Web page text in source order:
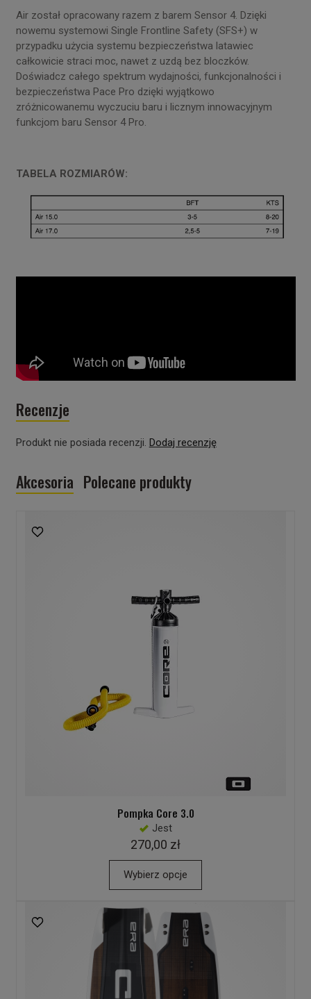
Air został opracowany razem z barem Sensor 4. Dzięki
nowemu systemowi Single Frontline Safety (SFS+) w
przypadku użycia systemu bezpieczeństwa latawiec
całkowicie straci moc, nawet z uzdą bez bloczków.
Doświadcz całego spektrum wydajności, funkcjonalności i
bezpieczeństwa Pace Pro dzięki wyjątkowo
zróżnicowanemu wyczuciu baru i licznym innowacyjnym
funkcjom baru Sensor 4 Pro.
TABELA ROZMIARÓW:
Recenzje
Produkt nie posiada recenzji. Dodaj recenzję
Akcesoria Polecane produkty
Pompka Core 3.0
Jest
270,00 zł
Wybierz opcje